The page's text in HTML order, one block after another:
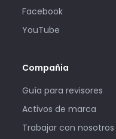
Facebook
YouTube
Compañia
Guía para revisores
Activos de marca
Trabajar con nosotros